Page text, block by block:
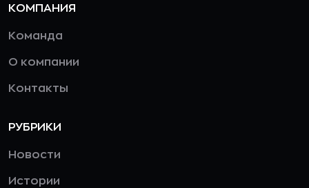
КОМПАНИЯ
Команда
О компании
Контакты
РУБРИКИ
Новости
Истории